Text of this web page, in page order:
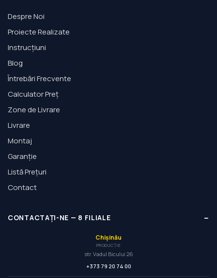
Despre Noi
Proiecte Realizate
Instrucțiuni
Blog
Întrebări Frecvente
Calculator Preț
Zone de Livrare
Livrare
Montaj
Garanție
Listă Prețuri
Contact
CONTACTAȚI-NE — 8 FILIALE −
Chișinău
PRODUCȚIE
str. Vadul Bicului 26
+373 79 20 74 00